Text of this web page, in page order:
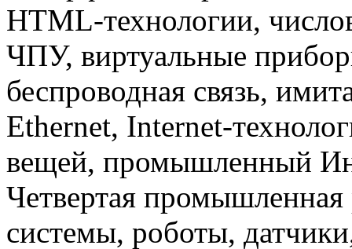
HTML-технологии,
ЧПУ, виртуальные
беспроводная связь,
Ethernet, Internet-
вещей, промышленный
Четвертая
системы, роботы,